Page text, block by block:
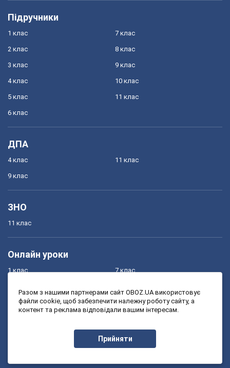
Підручники
1 клас
2 клас
3 клас
4 клас
5 клас
6 клас
7 клас
8 клас
9 клас
10 клас
11 клас
ДПА
4 клас
9 клас
11 клас
ЗНО
11 клас
Онлайн уроки
1 клас
3 клас
7 клас
9 клас
Разом з нашими партнерами сайт OBOZ.UA використовує
файли cookie, щоб забезпечити належну роботу сайту, а
контент та реклама відповідали вашим інтересам.
Прийняти